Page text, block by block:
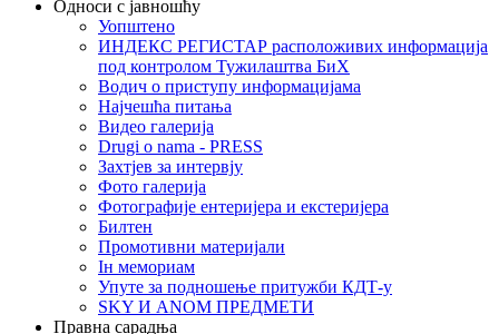
Односи с јавношћу
Уопштено
ИНДЕКС РЕГИСТАР расположивих информација
под контролом Тужилаштва БиХ
Водич о приступу информацијама
Најчешћа питања
Видео галерија
Drugi o nama - PRESS
Захтјев за интервју
Фото галерија
Фотографије ентеријера и екстеријера
Билтен
Промотивни материјали
Iн мемориам
Упуте за подношење притужби КДТ-у
SKY И ANOM ПРЕДМЕТИ
Правна сарадња